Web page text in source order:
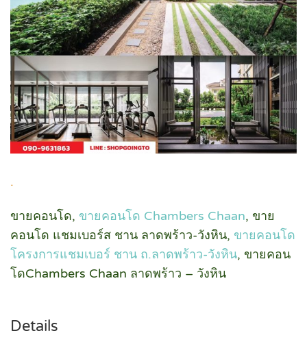
.
ขายคอนโด, ขายคอนโด Chambers Chaan, ขาย
คอนโด แชมเบอร์ส ชาน ลาดพร้าว-วังหิน, ขายคอนโด
โครงการแชมเบอร์ ชาน ถ.ลาดพร้าว-วังหิน, ขายคอน
โดChambers Chaan ลาดพร้าว – วังหิน
Details